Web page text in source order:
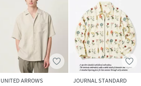
UNITED ARROWS JOURNAL STANDARD